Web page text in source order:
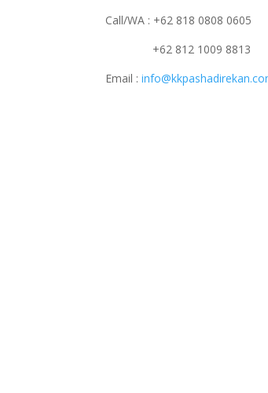
Call/WA : +62 818 0808 0605
+62 812 1009 8813
Email :